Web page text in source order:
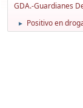
GDA.-Guardianes
► Positivo en